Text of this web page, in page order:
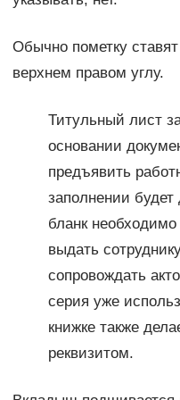
Обычно пометку
верхнем правом углу.
Титульный лист
основании
предъявить
заполнении
бланк
выдать
сопровождать
серия уже
книжке также
реквизитом.